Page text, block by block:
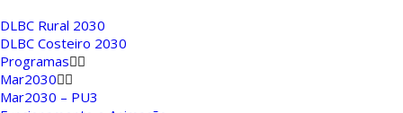
DLBC Rural 2030
DLBC Costeiro 2030
Programas
Mar2030
Mar2030 – PU3